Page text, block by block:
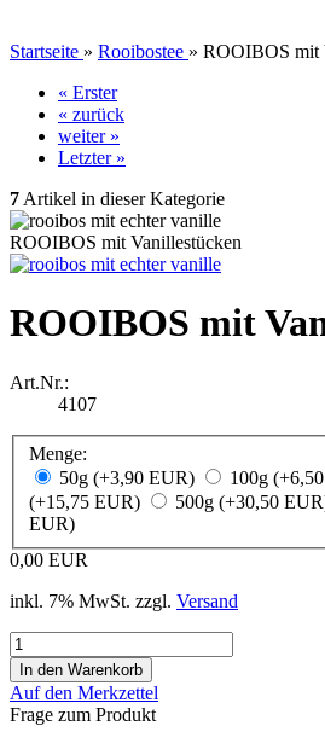
Startseite » Rooibostee » ROOIBOS mit
« Erster
« zurück
weiter »
Letzter »
7 Artikel in dieser Kategorie
ROOIBOS mit Vanillestücken
ROOIBOS mit
Art.Nr.:
4107
Menge:
50g (+3,90 EUR)
100g
(+15,75 EUR)
500g (+30,50
EUR)
0,00 EUR
inkl. 7% MwSt. zzgl. Versand
Auf den Merkzettel
Frage zum Produkt